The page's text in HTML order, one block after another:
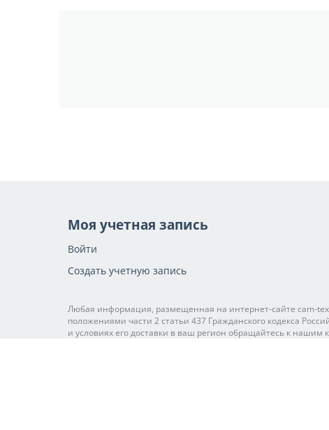
Моя учетная запись
Войти
Создать учетную запись
Любая информация, размещенная на интернет-сайте cam-
положениями части 2 статьи 437 Гражданского кодекса
и условиях его доставки в ваш регион обращайтесь к нашим